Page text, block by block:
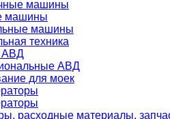
машины
машины
машины
техника
АВД
АВД
для моек
расходные материалы,